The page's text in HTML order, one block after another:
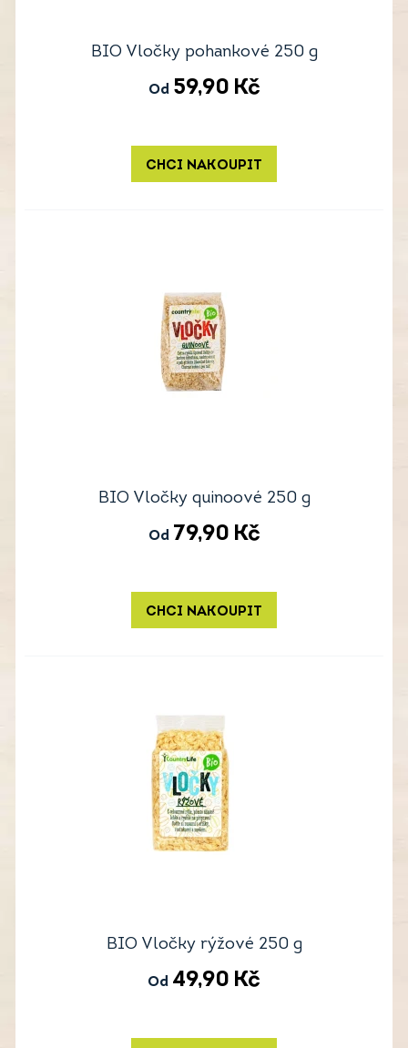
BIO Vločky pohankové 250 g
Od 59,90 Kč
CHCI NAKOUPIT
BIO Vločky quinoové 250 g
Od 79,90 Kč
CHCI NAKOUPIT
BIO Vločky rýžové 250 g
Od 49,90 Kč